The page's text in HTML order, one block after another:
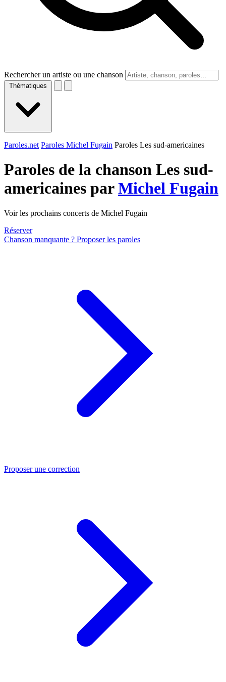
Rechercher un artiste ou une chanson
Thématiques
Paroles.net Paroles Michel Fugain Paroles Les sud-americaines
Paroles de la chanson Les sud-
americaines parMichel Fugain
Voir les prochains concerts de Michel Fugain
Réserver
Chanson manquante ? Proposer les paroles
Proposer une correction